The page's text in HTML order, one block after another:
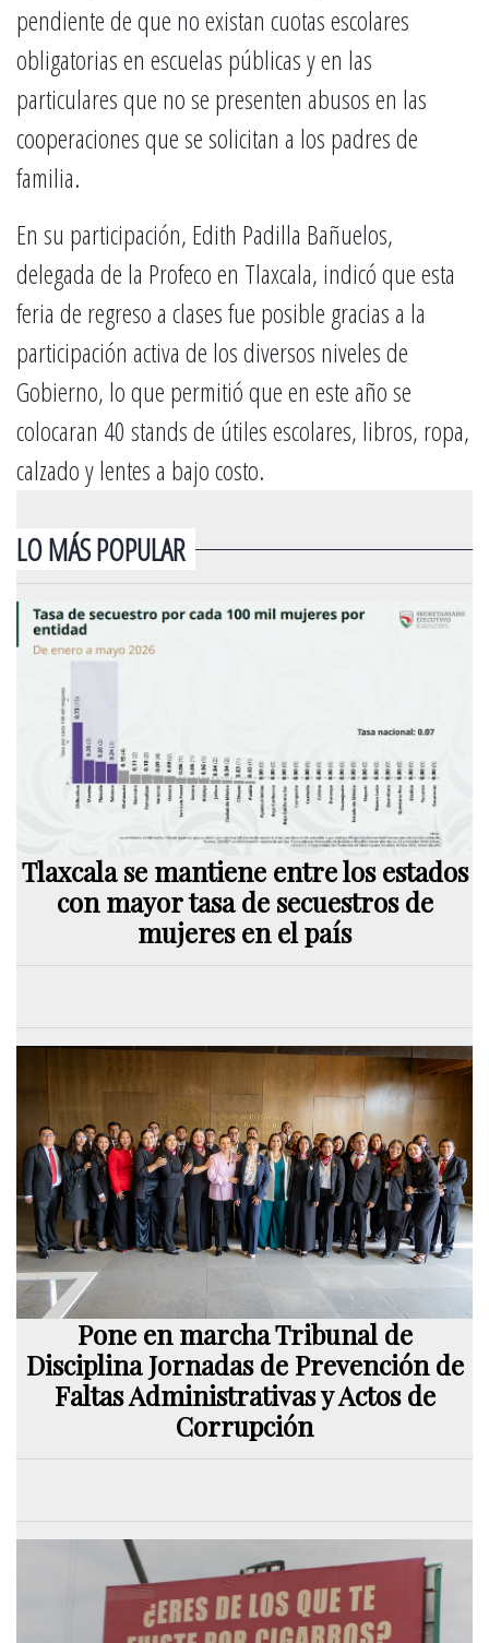
pendiente de que no existan cuotas escolares
obligatorias en escuelas públicas y en las
particulares que no se presenten abusos en las
cooperaciones que se solicitan a los padres de
familia.
En su participación, Edith Padilla Bañuelos,
delegada de la Profeco en Tlaxcala, indicó que esta
feria de regreso a clases fue posible gracias a la
participación activa de los diversos niveles de
Gobierno, lo que permitió que en este año se
colocaran 40 stands de útiles escolares, libros, ropa,
calzado y lentes a bajo costo.
LO MÁS POPULAR
Tlaxcala se mantiene entre los estados
con mayor tasa de secuestros de
mujeres en el país
Pone en marcha Tribunal de
Disciplina Jornadas de Prevención de
Faltas Administrativas y Actos de
Corrupción